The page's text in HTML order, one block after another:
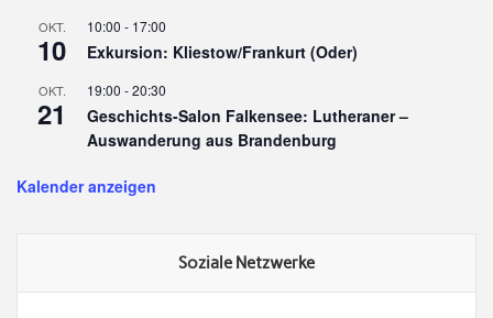
OKT.
10
10:00 - 17:00
Exkursion: Kliestow/Frankurt (Oder)
OKT.
21
19:00 -20:30
Geschichts-Salon Falkensee: Lutheraner –
Auswanderung aus Brandenburg
Kalender anzeigen
Soziale Netzwerke